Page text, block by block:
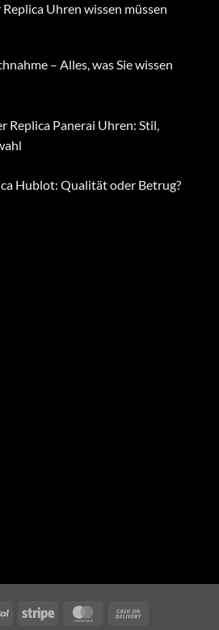
Replica Uhren wissen müssen
– Alles, was Sie wissen
Replica Panerai Uhren: Stil,
Hublot: Qualität oder Betrug?
PayPal Stripe MasterCard